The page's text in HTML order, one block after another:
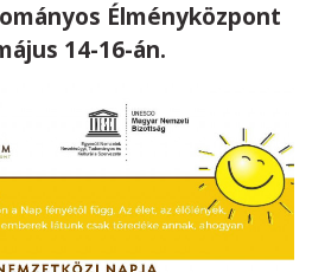
Élményközpont
14-16-án.